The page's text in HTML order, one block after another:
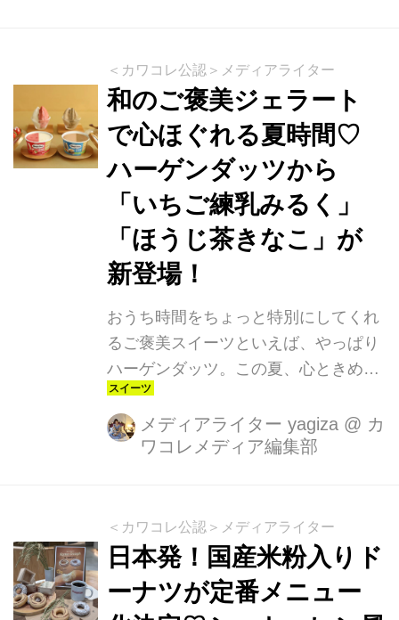
＜カワコレ公認＞メディアライター
和のご褒美ジェラート
で心ほぐれる夏時間♡
ハーゲンダッツから
「いちご練乳みるく」
「ほうじ茶きなこ」が
新登場！
おうち時間をちょっと特別にしてくれ
るご褒美スイーツといえば、やっぱり
ハーゲンダッツ。この夏、心ときめ
く“和”の味わいをテーマにした新作ジ
ェラートが登場しました！6月24日
（火）から期間限定で発売されたの
も、クリーミーなのに後味すっきりな
人気シリーズ「CREAMY
GELATO（クリーミージェラート）」
からの新作で、ハーゲンダッツならで
メディアライター yagiza @ カ
ワコレメディア編集部
＜カワコレ公認＞メディアライター
日本発！国産米粉入りド
ーナツが定番メニュー